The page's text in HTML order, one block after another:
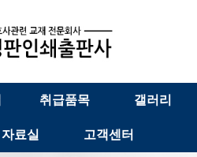
취급품목 갤러리
자료실 고객센터